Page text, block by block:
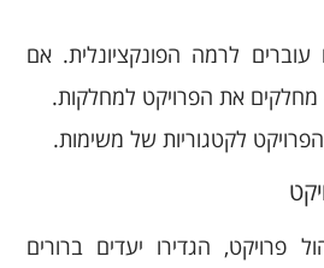
עוברים לרמה הפונקציונלית. אם
– מחלקים את הפרויקט למחלקות.
לקטגוריות של משימות.
פרויקט, הגדירו יעדים ברורים